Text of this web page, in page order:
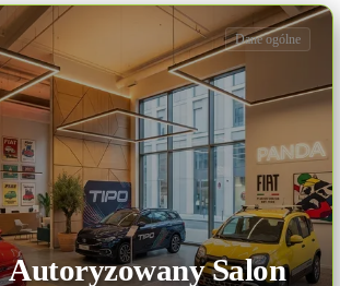
Autoryzowany Salon
Dane ogólne